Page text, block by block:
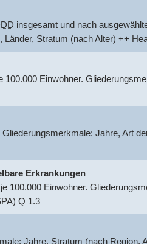
insgesamt und nach
Länder, Stratum (nach Alter) ++
Einwohner.
Jahre, Art
Erkrankungen
100.000 Einwohner.
Q 1.3
Jahre, Stratum (nach